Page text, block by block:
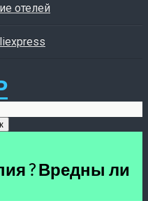
отелей
? Вредны ли